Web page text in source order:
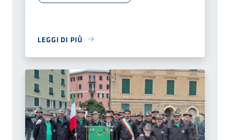
LEGGI DI PIÙ